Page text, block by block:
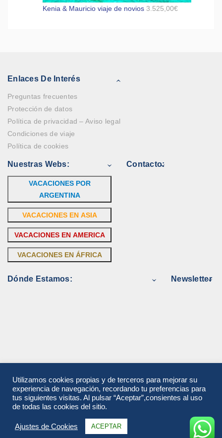
Kenia & Mauricio viaje de novios 3.525,00€
Enlaces De Interés
Preguntas frecuentes
Protección de datos
Política de privacidad – Aviso legal
Condiciones de viaje
Política de cookies
Nuestras Webs:
VACACIONES POR
ARGENTINA
VACACIONES EN ASIA
VACACIONES EN AMERICA
VACACIONES EN ÁFRICA
Contacto:
Dónde Estamos: Newsletter
Utilizamos cookies propias y de terceros para mejorar su
experiencia de navegación, recordando tu preferencias para
tus siguientes visitas. Al pulsar “Aceptar”,consientes al uso
de todas las cookies del sitio.
Ajustes de Cookies ACEPTAR